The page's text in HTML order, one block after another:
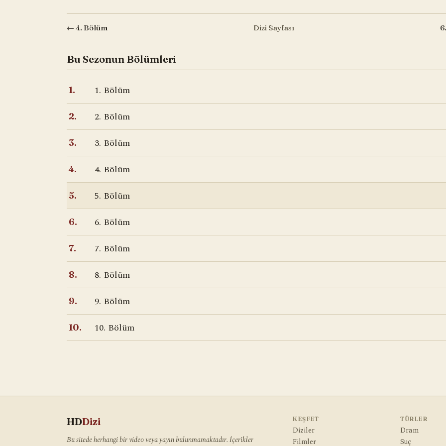
← 4. Bölüm Dizi Sayfası
Bu Sezonun Bölümleri
1. 1. Bölüm
2. 2. Bölüm
3. 3. Bölüm
4. 4. Bölüm
5. 5. Bölüm
6. 6. Bölüm
7. 7. Bölüm
8. 8. Bölüm
9. 9. Bölüm
10. 10. Bölüm
HDDizi
Bu sitede herhangi bir video veya yayın bulunmamaktadır. İçerikler
KEŞFET
Diziler
Filmler
TÜRLER
Dram
Suç